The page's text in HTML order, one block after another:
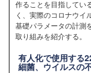
作ることを目指してい
く、実際のコロナウイ
基礎パラメータの計測
取り組みを紹介する。
有人化で使用する
細菌、ウイルスの